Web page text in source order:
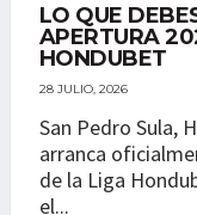
LO QUE
APERTURA
HONDUBET
28 JULIO, 2026
San Pedro Sula,
arranca
de la Liga
el...